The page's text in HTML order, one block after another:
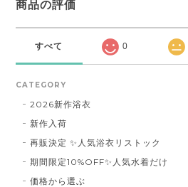
商品の評価
すべて 0
CATEGORY
2026新作浴衣
新作入荷
再販決定 ✨人気浴衣リストック
期間限定10%OFF✨人気水着だけ
価格から選ぶ